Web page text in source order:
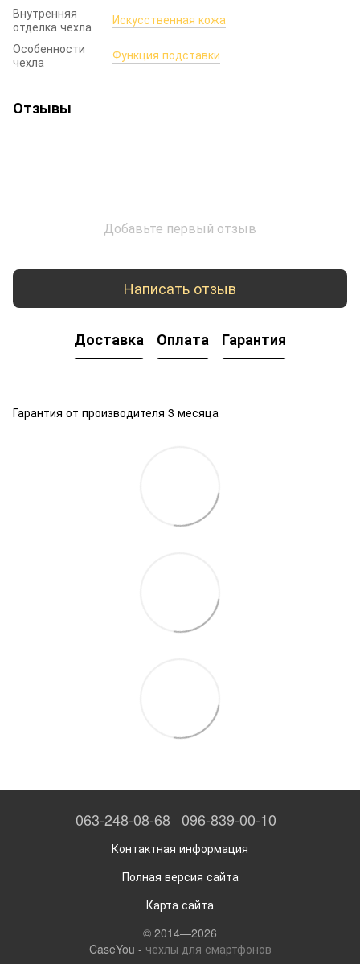
Внутренняя
отделка чехла
Искусственная кожа
Особенности
чехла
Функция подставки
Отзывы
Добавьте первый отзыв
Написать отзыв
Доставка Оплата Гарантия
Гарантия от производителя 3 месяца
063-248-08-68 096-839-00-10
Контактная информация
Полная версия сайта
Карта сайта
© 2014—2026
CaseYou - чехлы для смартфонов